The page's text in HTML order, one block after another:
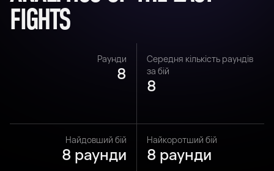
FIGHTS
Раунди
8
Середня кількість раундів
за бій
8
Найдовший бій
8 раунди
Найкоротший бій
8 раунди